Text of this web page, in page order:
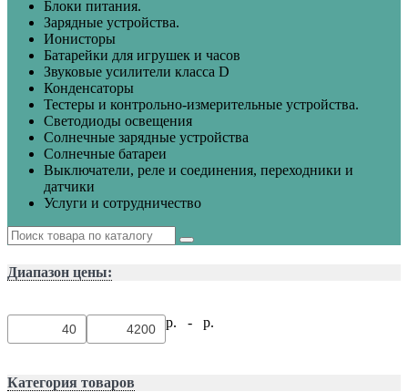
Блоки питания.
Зарядные устройства.
Ионисторы
Батарейки для игрушек и часов
Звуковые усилители класса D
Конденсаторы
Тестеры и контрольно-измерительные устройства.
Светодиоды освещения
Солнечные зарядные устройства
Солнечные батареи
Выключатели, реле и соединения, переходники и
датчики
Услуги и сотрудничество
Диапазон цены:
р. - р.
Категория товаров